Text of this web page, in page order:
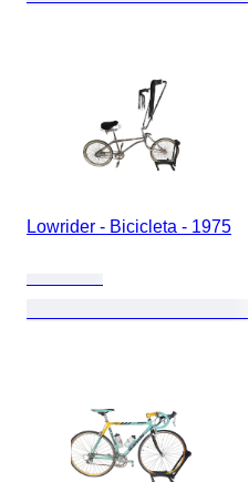
Lowrider - Bicicleta - 1975